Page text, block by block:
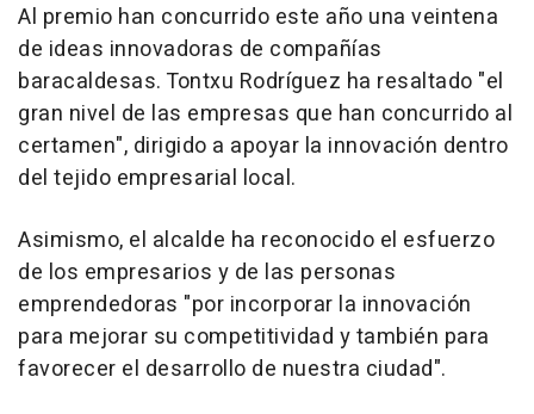
Al premio han concurrido este año una veintena
de ideas innovadoras de compañías
baracaldesas. Tontxu Rodríguez ha resaltado "el
gran nivel de las empresas que han concurrido al
certamen", dirigido a apoyar la innovación dentro
del tejido empresarial local.
Asimismo, el alcalde ha reconocido el esfuerzo
de los empresarios y de las personas
emprendedoras "por incorporar la innovación
para mejorar su competitividad y también para
favorecer el desarrollo de nuestra ciudad".